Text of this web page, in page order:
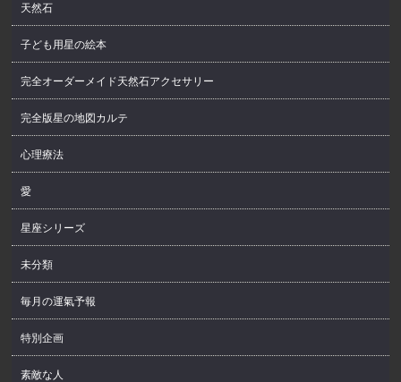
天然石
子ども用星の絵本
完全オーダーメイド天然石アクセサリー
完全版星の地図カルテ
心理療法
愛
星座シリーズ
未分類
毎月の運氣予報
特別企画
素敵な人